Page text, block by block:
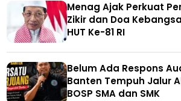
Menag Ajak Perkuat
Zikir dan Doa
HUT Ke-81 RI
Belum Ada Respons
Banten Tempuh Jalur
BOSP SMA dan SMK